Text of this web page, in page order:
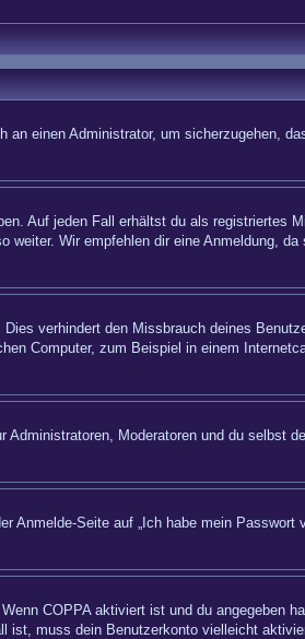
einen Administrator, um sicherzugehen,
Auf jeden Fall erhältst du als registriertes
weiter. Wir empfehlen dir eine Anmeldung,
verhindert den Missbrauch deines
Computer, zum Beispiel in einem
Moderatoren und du selbst
Seite auf „Ich habe mein Passwort
COPPAaktiviert ist und du angegeben
ist, muss dein Benutzerkonto vielleicht